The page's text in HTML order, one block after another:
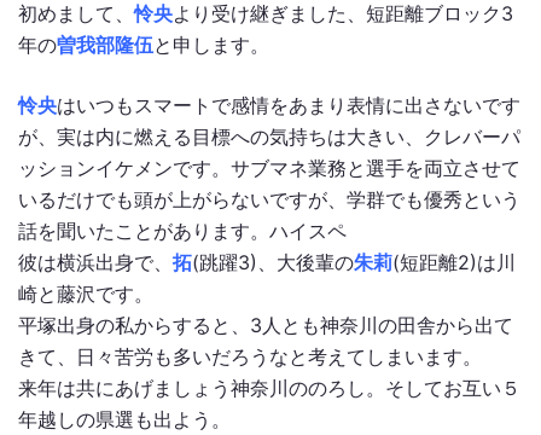
初めまして、怜央より受け継ぎました、短距離ブロック3
年の曽我部隆伍と申します。
怜央はいつもスマートで感情をあまり表情に出さないです
が、実は内に燃える目標への気持ちは大きい、クレバーパ
ッションイケメンです。サブマネ業務と選手を両立させて
いるだけでも頭が上がらないですが、学群でも優秀という
話を聞いたことがあります。ハイスペ
彼は横浜出身で、 拓(跳躍3)、大後輩の朱莉(短距離2)は川
崎と藤沢です。
平塚出身の私からすると、3人とも神奈川の田舎から出て
きて、日々苦労も多いだろうなと考えてしまいます。
来年は共にあげましょう神奈川ののろし。そしてお互い５
年越しの県選も出よう。